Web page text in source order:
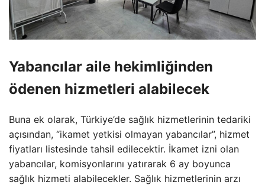
Yabancılar aile hekimliğinden
ödenen hizmetleri alabilecek
Buna ek olarak, Türkiye’de sağlık hizmetlerinin tedariki
açısından, “ikamet yetkisi olmayan yabancılar”, hizmet
fiyatları listesinde tahsil edilecektir. İkamet izni olan
yabancılar, komisyonlarını yatırarak 6 ay boyunca
sağlık hizmeti alabilecekler. Sağlık hizmetlerinin arzı